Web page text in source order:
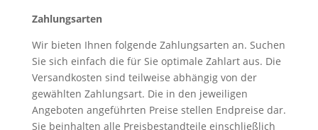
Zahlungsarten
Wir bieten Ihnen folgende Zahlungsarten an. Suchen
Sie sich einfach die für Sie optimale Zahlart aus. Die
Versandkosten sind teilweise abhängig von der
gewählten Zahlungsart. Die in den jeweiligen
Angeboten angeführten Preise stellen Endpreise dar.
Sie beinhalten alle Preisbestandteile einschließlich